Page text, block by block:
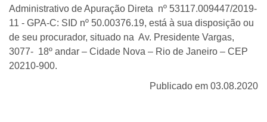
Administrativo de Apuração Direta nº 53117.009447/2019-
11 - GPA-C: SID nº 50.00376.19, está à sua disposição ou
de seu procurador, situado na Av. Presidente Vargas,
3077- 18º andar – Cidade Nova – Rio de Janeiro – CEP
20210-900.
Publicado em 03.08.2020